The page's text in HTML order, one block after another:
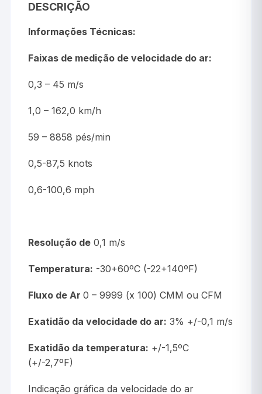
DESCRIÇÃO
Informações Técnicas:
Faixas de medição de velocidade do ar:
0,3 – 45 m/s
1,0 – 162,0 km/h
59 – 8858 pés/min
0,5-87,5 knots
0,6-100,6 mph
Resolução de 0,1 m/s
Temperatura: -30+60ºC (-22+140ºF)
Fluxo de Ar0 – 9999 (x 100) CMM ou CFM
Exatidão da velocidade do ar: 3% +/-0,1 m/s
Exatidão da temperatura: +/-1,5ºC
(+/-2,7ºF)
Indicação gráfica da velocidade do ar